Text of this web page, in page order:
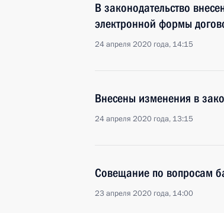
В законодательство
электронной формы
24 апреля 2020 года, 14:15
Внесены изменения в
24 апреля 2020 года, 13:15
Совещание по вопросам
23 апреля 2020 года, 14:00